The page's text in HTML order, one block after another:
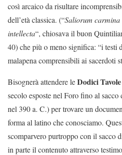
così arcaico da risultare
dell’età classica. (“Saliorum carmina
intellecta“, chiosava il buon
40) che più o meno significa: “i testi
malapena comprensibili ai sacerdoti
Bisognerà attendere leDodici Tavole
secolo esposte nel Foro fino al
nel 390 a. C.) per trovare un
forma al latino che conosciamo.
scomparvero purtroppo con il sacco
in parte il contenuto attraverso